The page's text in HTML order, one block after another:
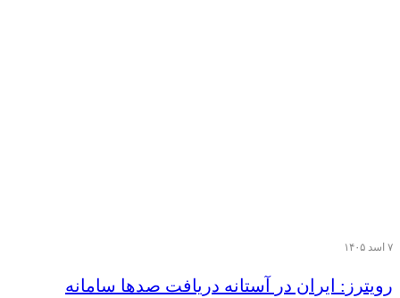
۷ اسد ۱۴۰۵
رویترز: ایران در آستانه دریافت صدها سامانه